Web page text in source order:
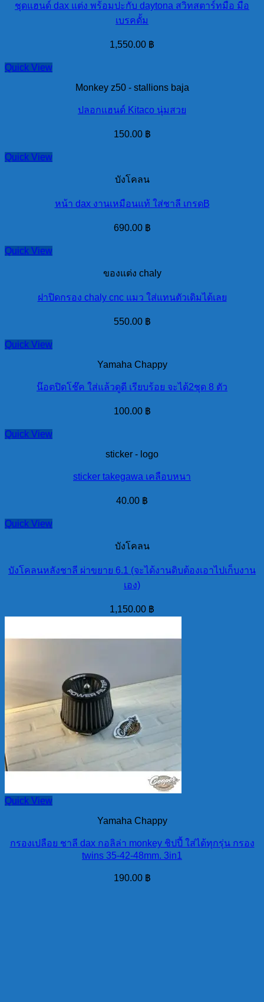
ชุดแฮนด์ dax แต่ง พร้อมปะกับ daytona สวิทสตาร์ทมือ มือ
เบรคดั้ม
1,550.00 ฿
Quick View
Monkey z50 - stallions baja
ปลอกแฮนด์ Kitaco นุ่มสวย
150.00 ฿
Quick View
บังโคลน
หน้า dax งานเหมือนแท้ ใส่ชาลี เกรดB
690.00 ฿
Quick View
ของแต่ง chaly
ฝาปิดกรอง chaly cnc แมว ใส่แทนตัวเดิมได้เลย
550.00 ฿
Quick View
Yamaha Chappy
น๊อตปิดโช๊ค ใส่แล้วดูดี เรียบร้อย จะได้2ชุด 8 ตัว
100.00 ฿
Quick View
sticker - logo
sticker takegawa เคลือบหนา
40.00 ฿
Quick View
บังโคลน
บังโคลนหลังชาลี ผ่าขยาย 6.1 (จะได้งานดิบต้องเอาไปเก็บงาน
เอง)
1,150.00 ฿
Quick View
Yamaha Chappy
กรองเปลือย ชาลี dax กอลิล่า monkey ชิปปี้ ใส่ได้ทุกรุ่น กรอง
twins 35-42-48mm. 3in1
190.00 ฿